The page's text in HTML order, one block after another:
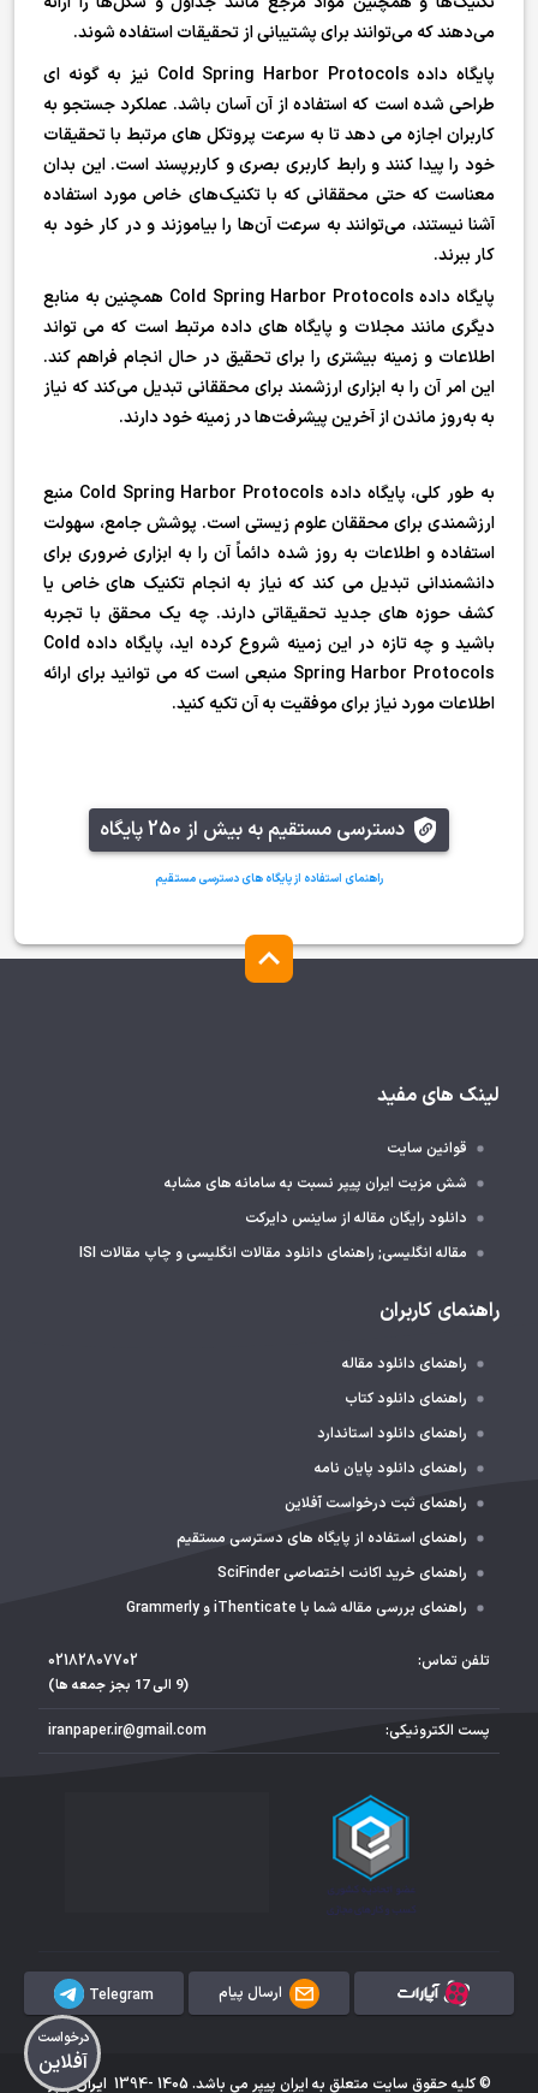
می‌دهند که می‌توانند برای پشتیبانی از تحقیقات استفاده شوند.
پایگاه داده Cold Spring Harbor Protocols نیز به گونه ای
طراحی شده است که استفاده از آن آسان باشد. عملکرد جستجو به
کاربران اجازه می دهد تا به سرعت پروتکل های مرتبط با تحقیقات
خود را پیدا کنند و رابط کاربری بصری و کاربرپسند است. این بدان
معناست که حتی محققانی که با تکنیک‌های خاص مورد استفاده
آشنا نیستند، می‌توانند به سرعت آن‌ها را بیاموزند و در کار خود به
کار ببرند.
پایگاه داده Cold Spring Harbor Protocols همچنین به منابع
دیگری مانند مجلات و پایگاه های داده مرتبط است که می تواند
اطلاعات و زمینه بیشتری را برای تحقیق در حال انجام فراهم کند.
این امر آن را به ابزاری ارزشمند برای محققانی تبدیل می‌کند که نیاز
به به‌روز ماندن از آخرین پیشرفت‌ها در زمینه خود دارند.
به طور کلی، پایگاه داده Cold Spring Harbor Protocols منبع
ارزشمندی برای محققان علوم زیستی است. پوشش جامع، سهولت
استفاده و اطلاعات به روز شده دائماً آن را به ابزاری ضروری برای
دانشمندانی تبدیل می کند که نیاز به انجام تکنیک های خاص یا
کشف حوزه های جدید تحقیقاتی دارند. چه یک محقق با تجربه
باشید و چه تازه در این زمینه شروع کرده اید، پایگاه داده Cold
Spring Harbor Protocols منبعی است که می توانید برای ارائه
اطلاعات مورد نیاز برای موفقیت به آن تکیه کنید.
دسترسی مستقیم به بیش از 250 پایگاه
راهنمای استفاده از پایگاه های دسترسی مستقیم
لینک های مفید
قوانین سایت
شش مزیت ایران پیپر نسبت به سامانه های مشابه
دانلود رایگان مقاله از ساینس دایرکت
مقاله انگلیسی; راهنمای دانلود مقالات انگلیسی و چاپ مقالات ISI
راهنمای کاربران
راهنمای دانلود مقاله
راهنمای دانلود کتاب
راهنمای دانلود استاندارد
راهنمای دانلود پایان نامه
راهنمای ثبت درخواست آفلاین
راهنمای استفاده از پایگاه های دسترسی مستقیم
راهنمای خرید اکانت اختصاصی SciFinder
راهنمای بررسی مقاله شما با iThenticate و Grammerly
تلفن تماس: 02182807702
(9 الی 17 بجز جمعه ها)
پست الکترونیکی: iranpaper.ir@gmail.com
ارسال پیام Telegram
© کلیه حقوق سایت متعلق به ایران پیپر می باشد. 1405 -1394 ‍ ایران پیپر
درخواست
آفلاین